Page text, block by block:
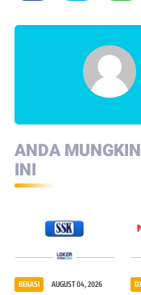
ANDA
INI
BEKASI AUGUST 04, 2026 D3